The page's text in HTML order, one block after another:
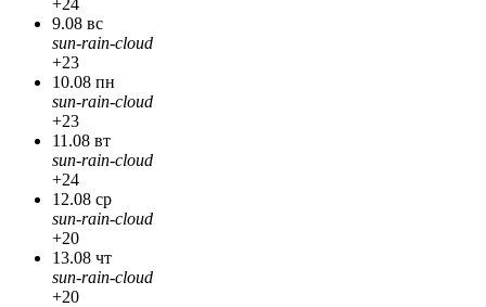
+24
9.08 вс
sun-rain-cloud
+23
10.08 пн
sun-rain-cloud
+23
11.08 вт
sun-rain-cloud
+24
12.08 ср
sun-rain-cloud
+20
13.08 чт
sun-rain-cloud
+20